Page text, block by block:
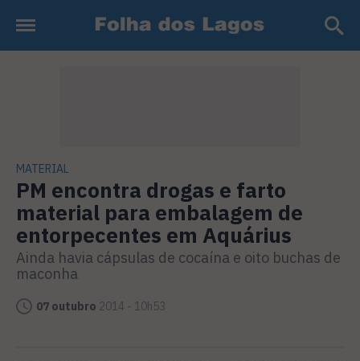
MATERIAL
PM encontra drogas e farto
material para embalagem de
entorpecentes em Aquárius
Ainda havia cápsulas de cocaína e oito buchas de
maconha
07 outubro 2014 - 10h53